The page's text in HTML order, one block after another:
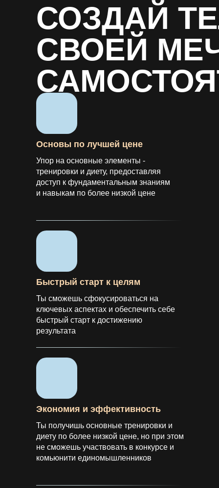
СОЗДАЙ
СВОЕЙ
Основы по лучшей цене
Упор на основные элементы -
тренировки и диету, предоставляя
доступ к фундаментальным знаниям
и навыкам по более низкой цене
Быстрый старт к целям
Ты сможешь сфокусироваться на
ключевых аспектах и обеспечить себе
быстрый старт к достижению
результата
Экономия и эффективность
Ты получишь основные тренировки и
диету по более низкой цене, но при этом
не сможешь участвовать в конкурсе и
комьюнити единомышленников